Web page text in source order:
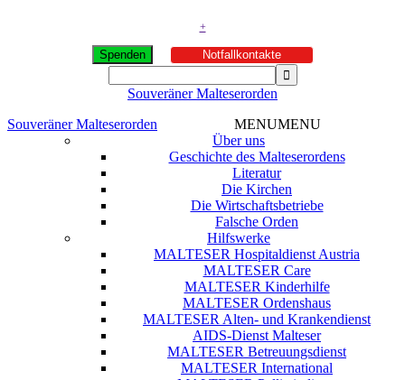
+
Spenden Notfallkontakte
Souveräner Malteserorden
Souveräner Malteserorden
MENUMENU
Über uns
Geschichte des Malteserordens
Literatur
Die Kirchen
Die Wirtschaftsbetriebe
Falsche Orden
Hilfswerke
MALTESER Hospitaldienst Austria
MALTESER Care
MALTESER Kinderhilfe
MALTESER Ordenshaus
MALTESER Alten- und Krankendienst
AIDS-Dienst Malteser
MALTESER Betreuungsdienst
MALTESER International